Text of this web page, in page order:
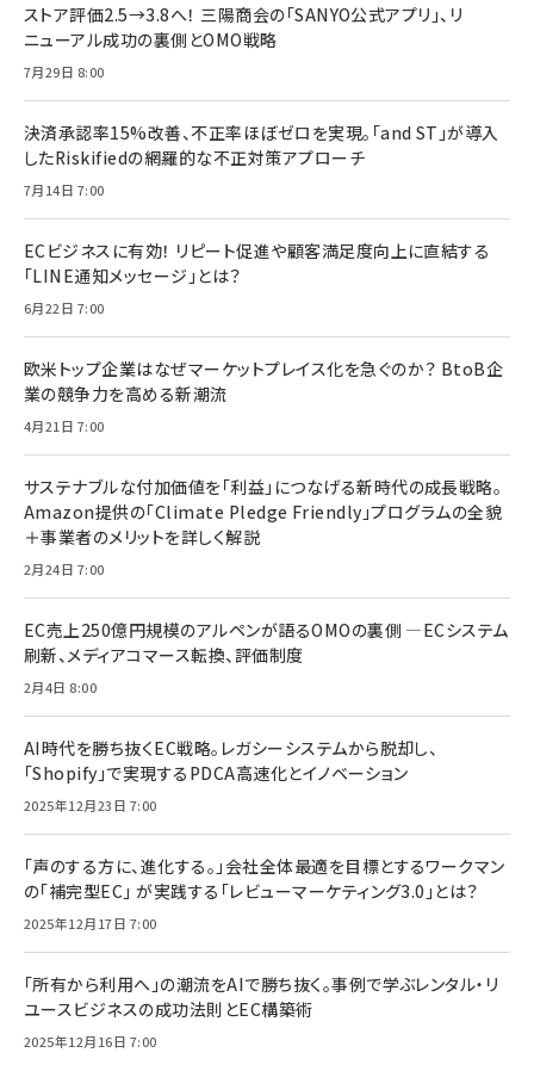
ストア評価2.5→3.8へ！ 三陽商会の「SANYO公式アプリ」、リ
ニューアル成功の裏側とOMO戦略
7月29日 8:00
決済承認率15%改善、不正率ほぼゼロを実現。「and ST」が導入
したRiskifiedの網羅的な不正対策アプローチ
7月14日 7:00
ECビジネスに有効！ リピート促進や顧客満足度向上に直結する
「LINE通知メッセージ」とは？
6月22日 7:00
欧米トップ企業はなぜマーケットプレイス化を急ぐのか？ BtoB企
業の競争力を高める新潮流
4月21日 7:00
サステナブルな付加価値を「利益」につなげる新時代の成長戦略。
Amazon提供の「Climate Pledge Friendly」プログラムの全貌
＋事業者のメリットを詳しく解説
2月24日 7:00
EC売上250億円規模のアルペンが語るOMOの裏側 ―ECシステム
刷新、メディアコマース転換、評価制度
2月4日 8:00
AI時代を勝ち抜くEC戦略。レガシーシステムから脱却し、
「Shopify」で実現するPDCA高速化とイノベーション
2025年12月23日 7:00
「声のする方に、進化する。」会社全体最適を目標とするワークマン
の「補完型EC」 が実践する「レビューマーケティング3.0」とは？
2025年12月17日 7:00
「所有から利用へ」の潮流をAIで勝ち抜く。事例で学ぶレンタル・リ
ユースビジネスの成功法則とEC構築術
2025年12月16日 7:00